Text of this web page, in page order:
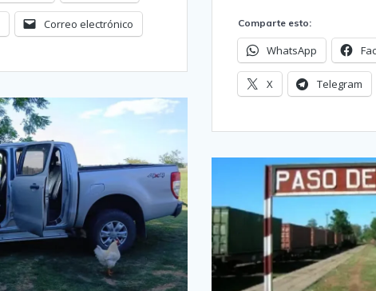
Correo electrónico Comparte esto:
WhatsApp
X Telegram